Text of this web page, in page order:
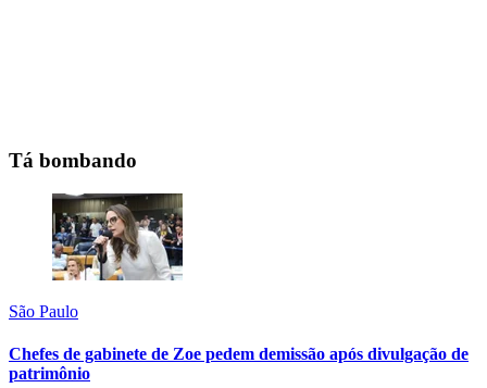
Tá bombando
São Paulo
Chefes de gabinete de Zoe pedem demissão após divulgação de
patrimônio